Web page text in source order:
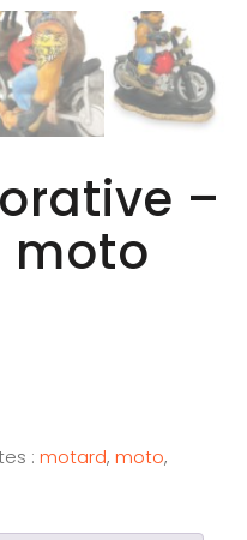
–
moto
: motard, moto,